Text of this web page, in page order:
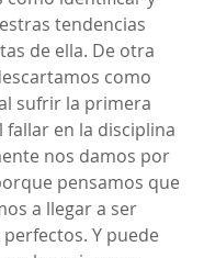
tendencias
de ella. De otra
como
sufrir la primera
fallar en la disciplina
nos damos por
pensamos que
a llegar a ser
Y puede